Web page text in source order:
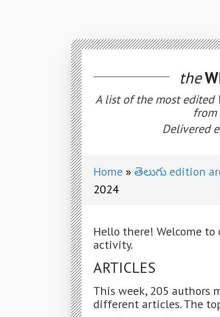
the
A list of the most edited
from
Delivered
Home
తెలుగు edition
2024
Hello there! Welcome
activity.
ARTICLES
This week, 205 authors
different articles. The